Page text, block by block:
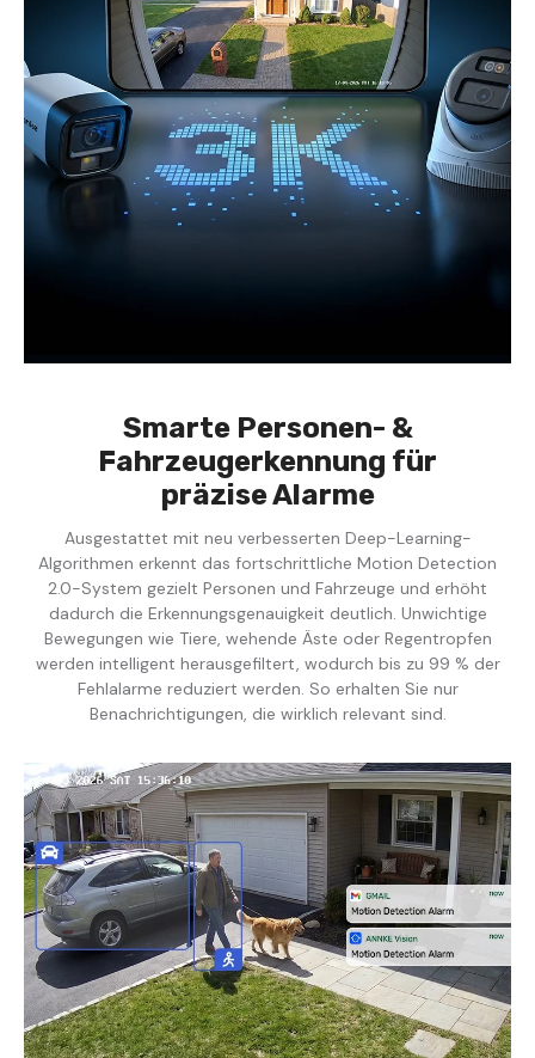
Smarte Personen- &
Fahrzeugerkennung für
präzise Alarme
Ausgestattet mit neu verbesserten Deep-Learning-
Algorithmen erkennt das fortschrittliche Motion Detection
2.0-System gezielt Personen und Fahrzeuge und erhöht
dadurch die Erkennungsgenauigkeit deutlich. Unwichtige
Bewegungen wie Tiere, wehende Äste oder Regentropfen
werden intelligent herausgefiltert, wodurch bis zu 99 % der
Fehlalarme reduziert werden. So erhalten Sie nur
Benachrichtigungen, die wirklich relevant sind.